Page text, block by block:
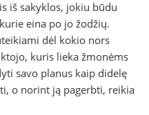
iš sakyklos, jokiu būdu
eina po jo žodžių.
dėl kokio nors
kuris lieka žmonėms
savo planus kaip didelę
o norint ją pagerbti, reikia